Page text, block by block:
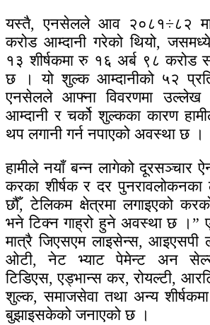
यस्तै, एनसेलले आव २०८१÷८२
करोड आम्दानी गरेको थियो,
१३ शीर्षकमा रु १६ अर्ब ९८ करोड
छ । यो शुल्क आम्दानीको ५२
एनसेलले आफ्ना विवरणमा उल्लेख
आम्दानी र चर्को शुल्कका कारण
थप लगानी गर्न नपाएको अवस्था छ ।
हामीले नयाँ बन्न लागेको दूरसञ्चार
करका शीर्षक र दर पुनरावलोकनका
छौँ, टेलिकम क्षेत्रमा लगाइएको
भने टिक्न गाह्रो हुने अवस्था छ
मात्रै जिएसएम लाइसेन्स, आइएसपी
ओटी, नेट भ्याट पेमेन्ट अन
टिडिएस, एड्भान्स कर, रोयल्टी,
शुल्क, समाजसेवा तथा अन्य
बुझाइसकेको जनाएको छ ।